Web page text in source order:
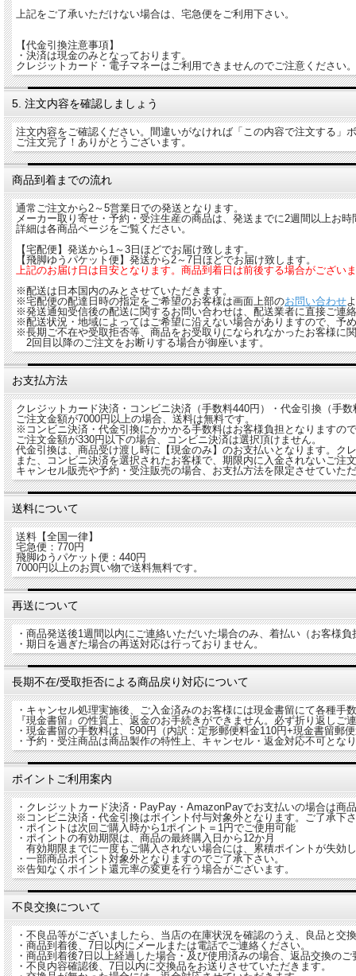
上記をご了承いただけない場合は、宅急便をご利用下さい。
【代金引換注意事項】
・決済は現金のみとなっております。
クレジットカード・電子マネーはご利用できませんのでご注意ください。
5. 注文内容を確認しましょう
注文内容をご確認ください。間違いがなければ「この内容で注文する」
ご注文完了！ありがとうございます。
商品到着までの流れ
通常ご注文から2～5営業日での発送となります。
メーカー取り寄せ・予約・受注生産の商品は、発送までに2週間以上お
詳細は各商品ページをご覧ください。
【宅配便】発送から1～3日ほどでお届け致します。
【飛脚ゆうパケット便】発送から2～7日ほどでお届け致します。
上記のお届け日は目安となります。商品到着日は前後する場合がござい
※配送は日本国内のみとさせていただきます。
※宅配便の配達日時の指定をご希望のお客様は画面上部のお問い合わせ
※発送通知受信後の配送に関するお問い合わせは、配送業者に直接ご連
※配送状況・地域によってはご希望に沿えない場合がありますので、予
※長期ご不在や受取拒否等、商品をお受取りになられなかったお客様に
2回目以降のご注文をお断りする場合が御座います。
お支払方法
クレジットカード決済・コンビニ決済（手数料440円）・代金引換（手
ご注文金額が7000円以上の場合、送料は無料です。
※コンビニ決済・代金引換にかかかる手数料はお客様負担となりますの
ご注文金額が330円以下の場合、コンビニ決済は選択頂けません。
代金引換は、商品受け渡し時に【現金のみ】のお支払いとなります。
また、コンビニ決済を選択されたお客様で、期限内に入金されないご
キャンセル販売や予約・受注販売の場合、お支払方法を限定させていた
送料について
送料【全国一律】
宅急便：770円
飛脚ゆうパケット便：440円
7000円以上のお買い物で送料無料です。
再送について
・商品発送後1週間以内にご連絡いただいた場合のみ、着払い（お客様
・期日を過ぎた場合の再送対応は行っておりません。
長期不在/受取拒否による商品戻り対応について
・キャンセル処理実施後、ご入金済みのお客様には現金書留にて各種
『現金書留』の性質上、返金のお手続きができません。必ず折り返しご
・現金書留の手数料は、590円（内訳：定形郵便料金110円+現金書留
・予約・受注商品は商品製作の特性上、キャンセル・返金対応不可と
ポイントご利用案内
・クレジットカード決済・PayPay・AmazonPayでお支払いの場合は商
※コンビニ決済・代金引換はポイント付与対象外となります。ご了承下
・ポイントは次回ご購入時から1ポイント＝1円でご使用可能
・ポイントの有効期限は、商品の最終購入日から12か月
有効期限までに一度もご購入されない場合には、累積ポイントが失効
・一部商品ポイント対象外となりますのでご了承下さい。
※告知なくポイント還元率の変更を行う場合がございます。
不良交換について
・不良品等がございましたら、当店の在庫状況を確認のうえ、良品と交
・商品到着後、7日以内にメールまたは電話でご連絡ください。
・商品到着後7日以上経過した場合・及び使用済みの場合、返品交換の
・不良内容確認後、7日以内に交換品をお送りさせていただきます。